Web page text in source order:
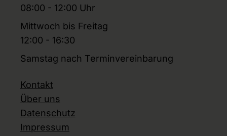
08:00 - 12:00 Uhr
Mittwoch bis Freitag
12:00 - 16:30
Samstag nach Terminvereinbarung
Kontakt
Über uns
Datenschutz
Impressum